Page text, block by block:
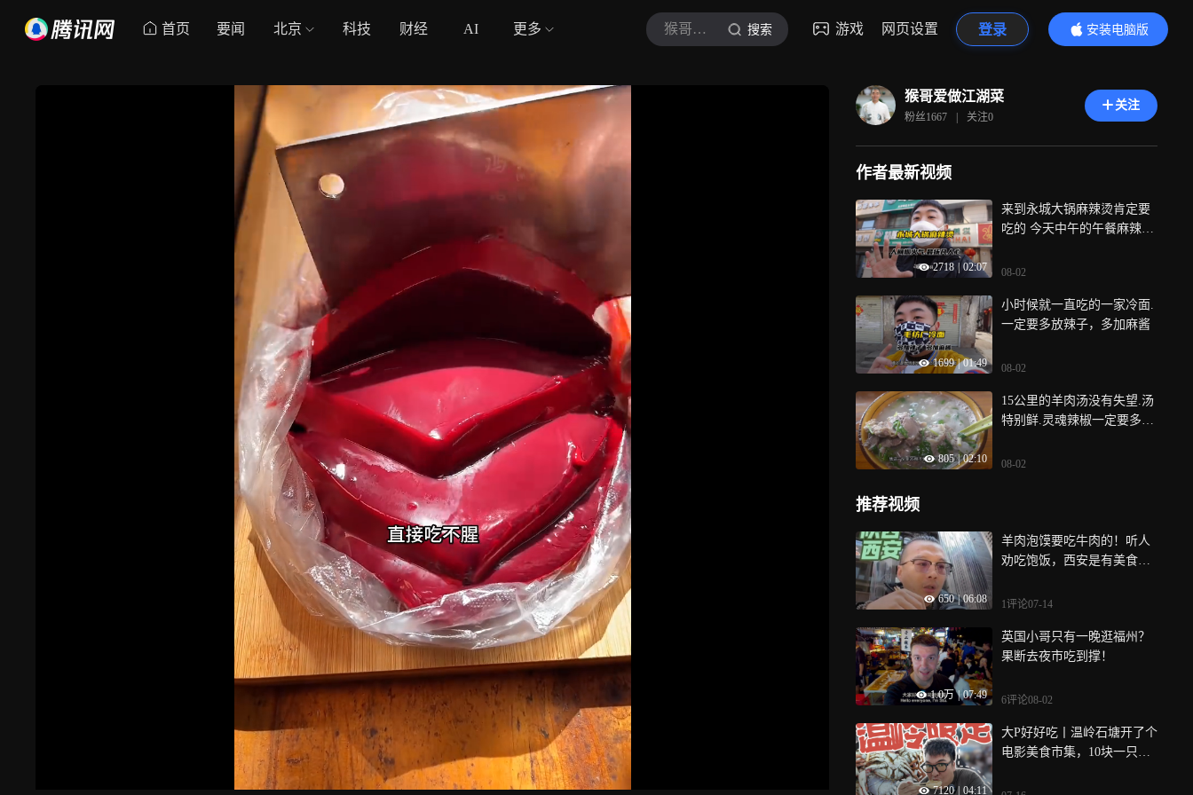
首页 要闻 北京 科技 财经 AI 更多 猴哥爱做江湖菜 搜索 游戏 网页设置 登录
安装电脑版
内容更精彩
猴哥爱做江湖菜
粉丝1667 | 关注0
关注
作者最新视频
2718 | 02:07
来到永城大锅麻辣烫肯定要
吃的 今天中午的午餐麻辣烫
08-02
1699 | 01:49
小时候就一直吃的一家冷面.
一定要多放辣子，多加麻酱
08-02
805 | 02:10
15公里的羊肉汤没有失望.汤
特别鲜.灵魂辣椒一定要多放.
08-02
推荐视频
650 | 06:08
羊肉泡馍要吃牛肉的！听人
劝吃饱饭，西安是有美食
吃
1评论07-14
1.0万 | 07:49
英国小哥只有一晚逛福州？
果断去夜市吃到撑！
6评论08-02
7120 04:11
大P好好吃丨温岭石塘开了个
电影美食市集，10块一只的